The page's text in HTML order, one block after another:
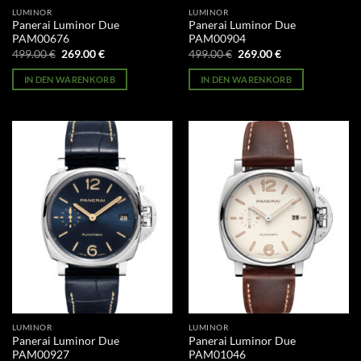
LUMINOR
Panerai Luminor Due
PAM00676
499.00€ Ursprünglicher
war:
499.00 €
269.00€Aktueller
ist:
269.00 €.
IN DEN WARENKORB
LUMINOR
Panerai Luminor Due
PAM00904
499.00€ Ursprünglicher
war:
499.00 €
269.00€Aktueller
ist:
269.00 €.
IN DEN WARENKORB
LUMINOR
Panerai Luminor Due
PAM00927
LUMINOR
Panerai Luminor Due
PAM01046